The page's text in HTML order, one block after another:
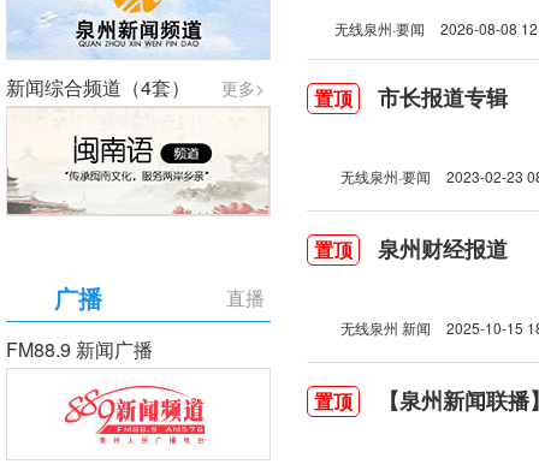
更多>
新闻综合频道（4套）
直播
广播
FM88.9 新闻广播
无线泉州·要闻 2026-08-08
置顶 市长报道专辑
无线泉州·要闻 2023-02-23
置顶 泉州财经报道
无线泉州 新闻 2025-10-15
置顶 【泉州新闻联